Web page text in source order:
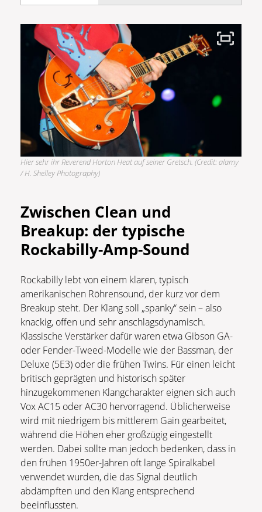
Hier sehr ihr Reverend Horton Heat auf seiner Gretsch. (Credit: alamy
/ H. Shelley Photography)
Zwischen Clean und
Breakup: der typische
Rockabilly-Amp-Sound
Rockabilly lebt von einem klaren, typisch
amerikanischen Röhrensound, der kurz vor dem
Breakup steht. Der Klang soll „spanky“ sein – also
knackig, offen und sehr anschlagsdynamisch.
Klassische Verstärker dafür waren etwa Gibson GA-
oder Fender-Tweed-Modelle wie der Bassman, der
Deluxe (5E3) oder die frühen Twins. Für einen leicht
britisch geprägten und historisch später
hinzugekommenen Klangcharakter eignen sich auch
Vox AC15 oder AC30 hervorragend. Üblicherweise
wird mit niedrigem bis mittlerem Gain gearbeitet,
während die Höhen eher großzügig eingestellt
werden. Dabei sollte man jedoch bedenken, dass in
den frühen 1950er-Jahren oft lange Spiralkabel
verwendet wurden, die das Signal deutlich
abdämpften und den Klang entsprechend
beeinflussten.